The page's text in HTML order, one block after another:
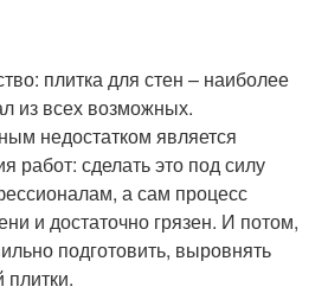
плитка для стен – наиболее
из всех возможных.
недостатком является
работ: сделать это под силу
а сам процесс
и достаточно грязен. И потом,
подготовить, выровнять
плитки.